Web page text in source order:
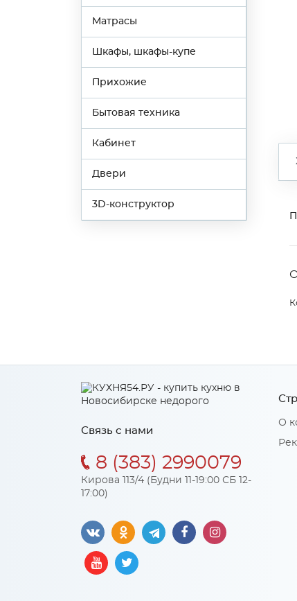
Матрасы
Шкафы, шкафы-купе
Прихожие
Бытовая техника
Кабинет
Двери
3D-конструктор
Связь с нами
8 (383) 2990079
Кирова 113/4 (Будни 11-19:00 СБ 12-
17:00)
О